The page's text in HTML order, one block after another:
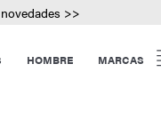
>>
HOMBRE MARCAS